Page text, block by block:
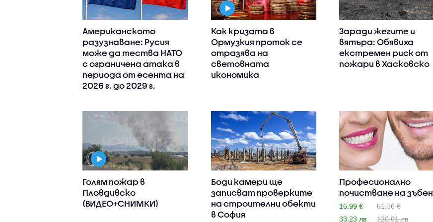
Американското
разузнаване: Русия
може да тества НАТО
с ограничена атака в
периода от есента на
2026 г. до 2029 г.
Как кризата в
Ормузкия проток се
отразява на
световната
икономика
Заради жегите и
вятъра: Обявиха
екстремен риск от
пожари в Хасковско
Голям пожар в
Пловдивско
(ВИДЕО+СНИМКИ)
Боди камери ще
записват проверките
на строителни обекти
в София
Професионално
почистване на зъбен
камък и по..
16.99 €
61.36 €
33.23 лв
120.01 лв